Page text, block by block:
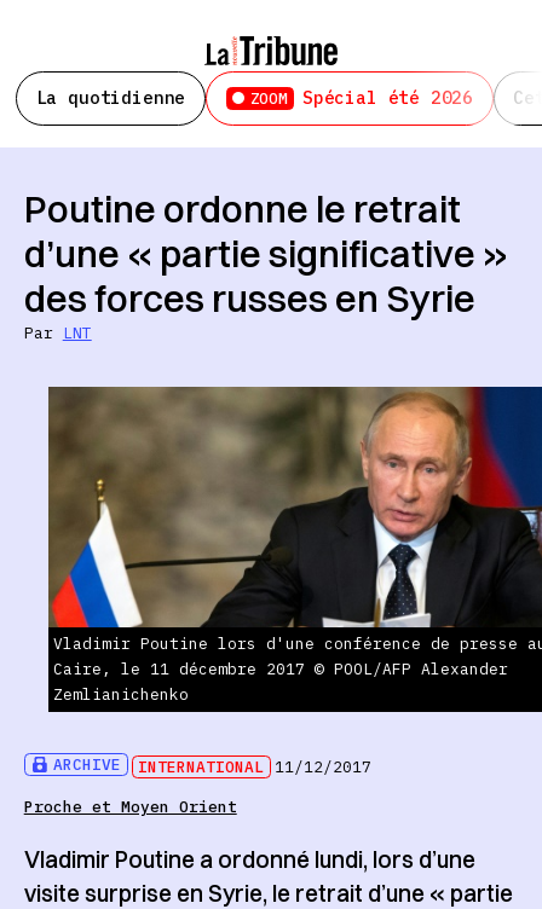
La quotidienne ZOOM Spécial été 2026
ARCHIVE INTERNATIONAL 11/12/2017
Proche et Moyen Orient
Poutine ordonne le retrait
d’une « partie significative »
des forces russes en Syrie
Par LNT
Vladimir Poutine lors d'une conférence de presse
Caire, le 11 décembre 2017 © POOL/AFP Alexander
Zemlianichenko
Vladimir Poutine a ordonné lundi, lors d’une
visite surprise en Syrie, le retrait d’une « partie